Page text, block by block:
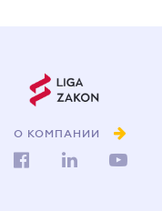
О КОМПАНИИ